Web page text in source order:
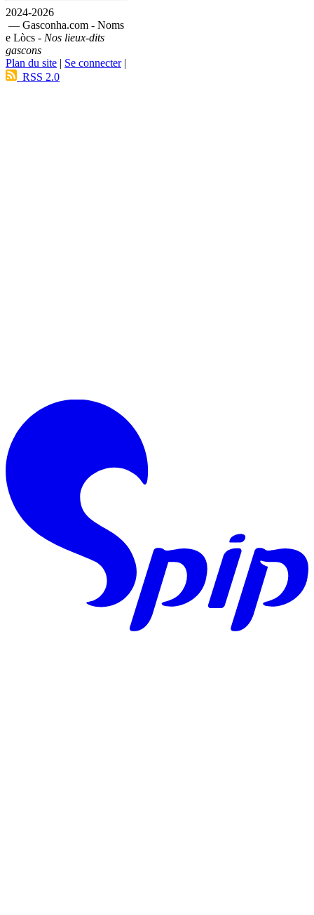
2024-2026
— Gasconha.com - Noms
e Lòcs - Nos lieux-dits
gascons
Plan du site
Se connecter|
RSS 2.0